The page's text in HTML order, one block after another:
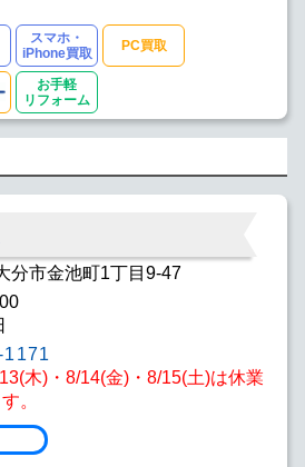
スマホ・
iPhone買取
PC買取
お手軽
リフォーム
分市金池町1丁目9-47
木)・8/14(金)・8/15(土)は休業
。